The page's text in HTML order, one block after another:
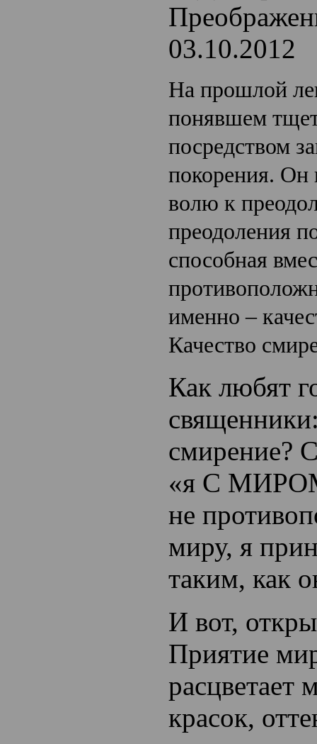
03.10.2012
На прошлой
понявшем
посредством
покорения. Он
волю к
преодоления
способная
именно –
Качество
Как любят
«я С
не
миру, я
таким, как
И вот,
Приятие
расцветает
красок,